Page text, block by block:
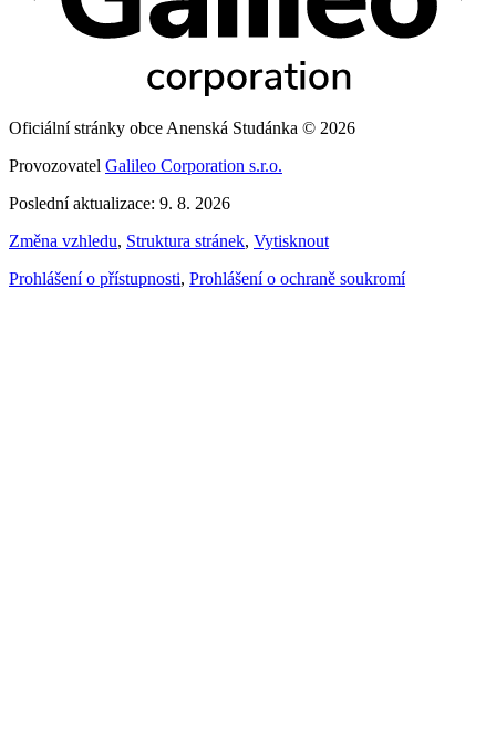
Oficiální stránky obce Anenská Studánka © 2026
Provozovatel Galileo Corporation s.r.o.
Poslední aktualizace: 9. 8. 2026
Změna vzhledu, Struktura stránek, Vytisknout
Prohlášení o přístupnosti, Prohlášení o ochraně soukromí